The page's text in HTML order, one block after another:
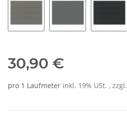
30,90 €
pro 1 Laufmeter inkl. 19% USt. , zzgl.